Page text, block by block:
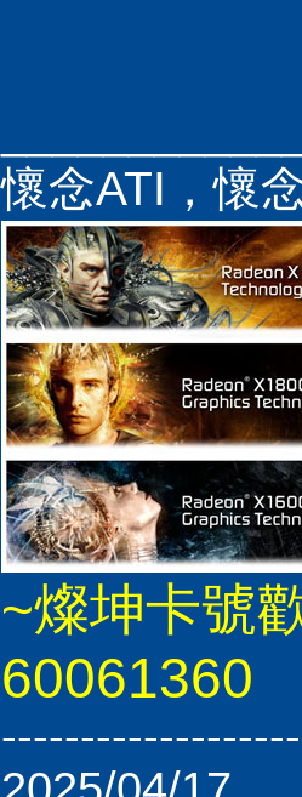
懷念ATI，懷
~燦坤卡號
60061360